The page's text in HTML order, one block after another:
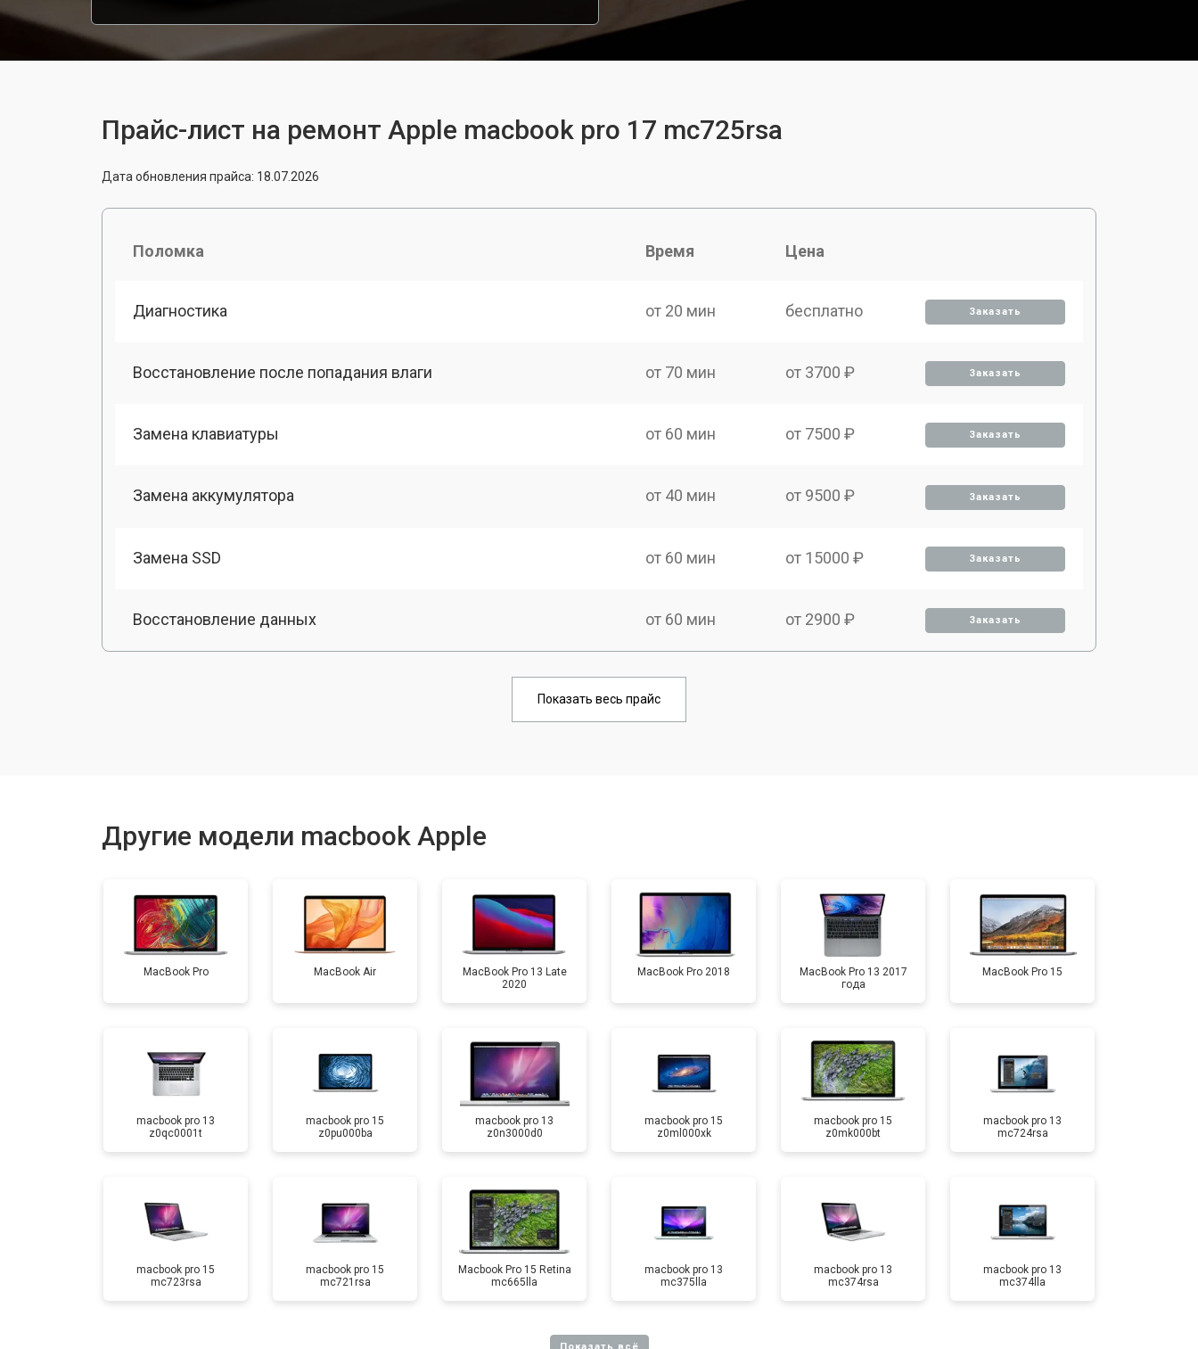
Прайс-лист на ремонт Apple macbook pro 17 mc725rsa
Дата обновления прайса: 18.07.2026
Поломка Время Цена
Диагностика от 20 мин бесплатно Заказать
Восстановление после попадания влаги от 70 мин от 3700 ₽ Заказать
Замена клавиатуры от 60 мин от 7500 ₽ Заказать
Замена аккумулятора от 40 мин от 9500 ₽ Заказать
Замена SSD от 60 мин от 15000 ₽ Заказать
Восстановление данных от 60 мин от 2900 ₽ Заказать
от 60 мин
Показать весь прайс
Другие модели macbook Apple
MacBook Pro MacBook Air
MacBook Pro 13 Late
2020
MacBook Pro 2018
MacBook Pro 13 2017
года
MacBook Pro 15
macbook pro 13
z0qc0001t
macbook pro 15
z0pu000ba
macbook pro 13
z0n3000d0
macbook pro 15
z0ml000xk
macbook pro 15
z0mk000bt
macbook pro 13
mc724rsa
macbook pro 15
mc723rsa
macbook pro 15
mc721rsa
Macbook Pro 15 Retina
mc665lla
macbook pro 13
mc375lla
macbook pro 13
mc374rsa
macbook pro 13
mc374lla